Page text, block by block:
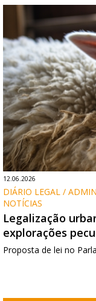
12.06.2026
DIÁRIO LEGAL /
NOTÍCIAS
Legalização
explorações
Proposta de lei no